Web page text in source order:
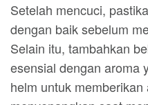
Setelah mencuci,
dengan baik sebelum
Selain itu, tambahkan
esensial dengan aroma
helm untuk memberikan